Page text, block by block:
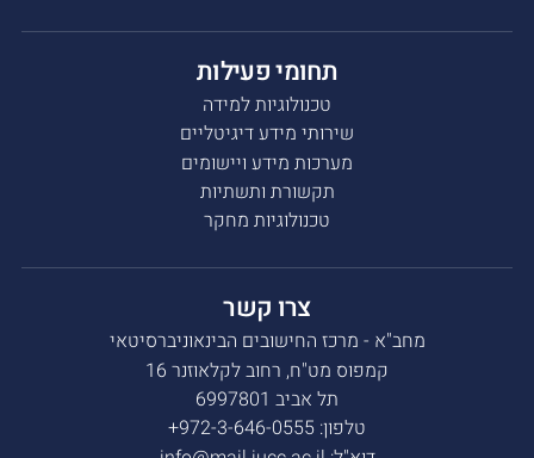
תחומי פעילות
טכנולוגיות למידה
שירותי מידע דיגיטליים
מערכות מידע ויישומים
תקשורת ותשתיות
טכנולוגיות מחקר
צרו קשר
מחב"א - מרכז החישובים הבינאוניברסיטאי
קמפוס מט"ח, רחוב לקלאוזנר 16
תל אביב 6997801
טלפון: 972-3-646-0555+